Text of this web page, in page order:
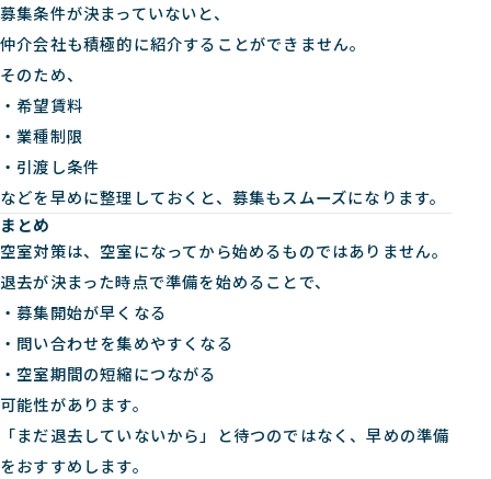
募集条件が決まっていないと、
仲介会社も積極的に紹介することができません。
そのため、
・希望賃料
・業種制限
・引渡し条件
などを早めに整理しておくと、募集もスムーズになります。
まとめ
空室対策は、空室になってから始めるものではありません。
退去が決まった時点で準備を始めることで、
・募集開始が早くなる
・問い合わせを集めやすくなる
・空室期間の短縮につながる
可能性があります。
「まだ退去していないから」と待つのではなく、早めの準備
をおすすめします。